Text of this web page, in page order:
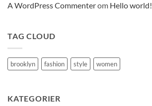
A WordPress Commenterom Hello world!
TAG CLOUD
brooklyn fashion style women
KATEGORIER